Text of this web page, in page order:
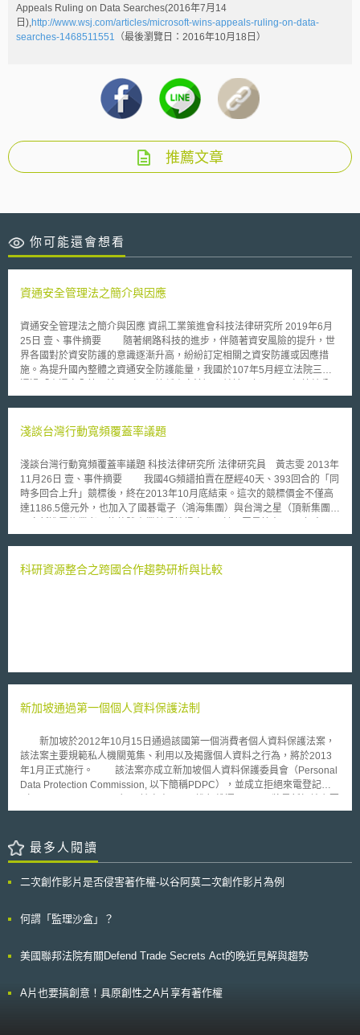
Appeals Ruling on Data Searches(2016年7月14
日),http://www.wsj.com/articles/microsoft-wins-appeals-ruling-on-data-
searches-1468511551 （最後瀏覽日：2016年10月18日）
推薦文章
你可能還會想看
資通安全管理法之簡介與因應
資通安全管理法之簡介與因應 資訊工業策進會科技法律研究所 2019年6月
25日 壹、事件摘要 隨著網路科技的進步，伴隨著資安風險的提升，世
界各國對於資安防護的意識逐漸升高，紛紛訂定相關之資安防護或因應措
施。為提升國內整體之資通安全防護能量，我國於107年5月經立法院三讀
布，期望藉由資通安全管理法制化，有效管理資通安全風險，以建構安全完
「資通安全管理法施行細則」、「資通安全責任等級分級辦法」、「資通安
辦法」、「資通安全情資分享辦法」及「公務機關所屬人員資通安全事項獎
懲辦法」等六部子法，建置了我國資通安全管理之法制框架。然而，資安法
及相關子法於108年1月1日實施後，各機關於適用上不免產生諸多疑義，故
本文擬就我國資通安全管理法之規範重點為扼要說明，作為各機關遵法之參
考建議。 貳、重點說明 一、規範對象 資安法所規範之對象，主要可分
法行使公權力之中央、地方機關（構）或公法人，但不包含軍事機關及情報
設立之法人（如農田水利會[1]、行政法人[2]）、公立學校、公立醫院等，均
定非公務機關對此不服，則可循行政救濟程序救濟之。目前各關鍵基礎設施
此外，政府捐助之財團法人，依該法第3條第9項之規定，指其營運及資
則非屬資安法所稱特定非公務機關之範圍。公營事業之認定，則可參考公營
事業移轉民營條例第3條之規定，指（一）各級政府獨資或合營者；（二）
政府與人民合資經營，且政府資本超過百分之五十者；（三）政府與前二款
公營事業或前二款公營事業投資於其他事業，其投資之資本合計超過該投資
三個階段，分述如下： （一）事前規劃 就事前規劃部分，資安法要求
各公務機關及特定非公務機關均應先規劃及訂定「資通安全維護計畫」及
「資通安全事件通報應變機制」，使各機關得據此落實相關之資安防護措
全維護計畫中。 此外，在機關所擁有之資通系統[6]部分，各機關如有
高、中、普三級），並就系統之等級採取相應之防護基準措施，以高級為
例，從7大構面中，共須採取75項控制措施。 （二）事中維運 事中維
或中央目的事業主管機關並應定期進行各機關之實地稽核及資通安全演練作
淺談台灣行動寬頻覆蓋率議題
淺談台灣行動寬頻覆蓋率議題 科技法律研究所 法律研究員 黃志雯 2013年
11月26日 壹、事件摘要 我國4G頻譜拍賣在歷經40天、393回合的「同
時多回合上升」競標後，終在2013年10月底結束。這次的競標價金不僅高
達1186.5億元外，也加入了國碁電子（鴻海集團）與台灣之星（頂新集團）
時，即可享受靜態1Gbps、行動間100Mbps的高速網路，在無線寬頻的高
越早，無論對產業、或是民眾皆是利大於弊。但是，從我國3G發展經驗可
外，其餘公有建築物之主管機關，無正當理由不得拒絕業者申請。 透
有3G的覆蓋率。除此之外，當4G涵蓋全台後，其高速、穩定的特性將可被
區鋪設寬頻的困境，使全國居民皆可享有網際網路的便利。 貳、重點說明
政府透過落實公有建築開放架設基地台之政策，協助4G業者加速開台
義務（5年內達人口涵蓋率50%），更希望能降低協商、架設基地台的成
本，減少我國行動寬頻在都會區基地台數量不足、非都會區距離過遠之問
題。其實，如何增加行動寬頻涵蓋率，是當前每一個國家致力發展的目標。
新加坡與英國政府為了實現無所不在網路的目標，在管制的手段上分別是：
到「行動寬頻訊號戶外覆蓋率99%、室內覆蓋率85%」的目標，新加坡修訂
「建築物資通訊設施實施條例」。本條例要求開發商或屋主在建設大型建案
用，增加行動寬頻覆蓋率。本條例落實後，預期可協助4G業者在既定時間
號的要求。 (二)英國：英國為了改善既有行動寬頻涵蓋率，在今
寬頻速率報告，以及與交通部(Department for Transport and Network Rail)
扮演重要角色。當時，Ofcom即透過4G頻段拍賣，賦予一張2017年須提供
98%人口於室內、95%人口能於英國境內取得行動寬頻服務義務之執照，希
科研資源整合之跨國合作趨勢研析與比較
新加坡通過第一個個人資料保護法制
新加坡於2012年10月15日通過該國第一個消費者個人資料保護法案，
該法案主要規範私人機關蒐集、利用以及揭露個人資料之行為，將於2013
年1月正式施行。 該法案亦成立新加坡個人資料保護委員會（Personal
Data Protection Commission, 以下簡稱PDPC），並成立拒絕來電登記處
掌管個人資料保護的主管機關，而且也負責推動個人資料保護法案以及被賦
料當事人可以在拒絕來電登記處註冊其位置在新加坡之電話號碼，以防止私
人機關為了商業行銷之理由而進行電話行銷。假設資料當事人已完成相關登
機關於蒐集、儲存個人資料前，必須尋求消費者之同意，而且必須通知當事
以提供相對安全的個人資料保護作法，例如透過契約或者協議之簽訂等。
責任。法律施行後，企業被賦予18個月的法規遵循準備期間，而停止打來登
最多人閱讀
二次創作影片是否侵害著作權-以谷阿莫二次創作影片為例
何謂「監理沙盒」？
美國聯邦法院有關Defend Trade Secrets Act的晚近見解與趨勢
A片也要搞創意！具原創性之A片享有著作權